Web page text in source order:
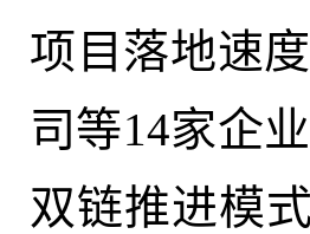
项目落地速
司等14家企
双链推进模